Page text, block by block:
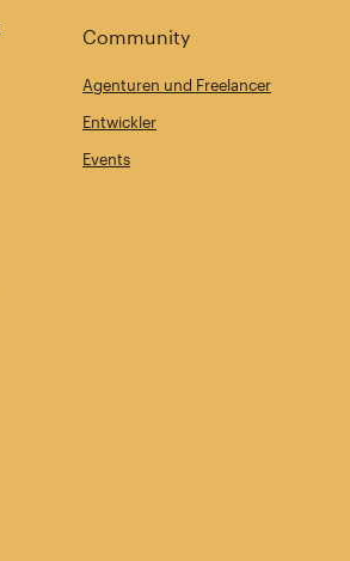
Community
Agenturen und Freelancer
Entwickler
Events